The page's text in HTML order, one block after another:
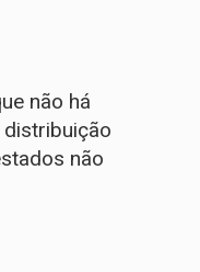
não há
não